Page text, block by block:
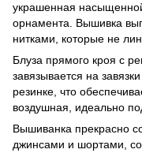
украшенная
орнамента. Вышивка
нитками, которые не
Блуза прямого кроя с
завязывается на
резинке, что
воздушная, идеально
Вышиванка прекрасно
джинсами и шортами,